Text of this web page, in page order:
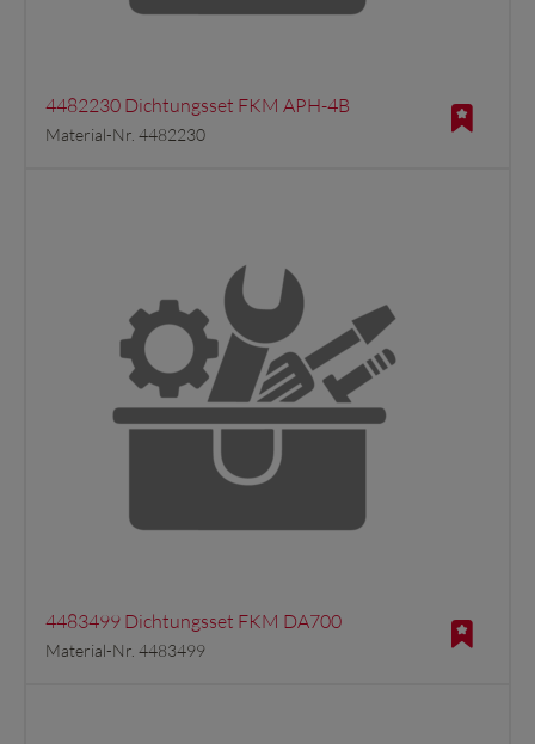
4482230 Dichtungsset FKM APH-4B
Material-Nr. 4482230
4483499 Dichtungsset FKM DA700
Material-Nr. 4483499